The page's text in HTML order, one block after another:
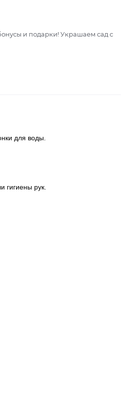
и подарки! Украшаем сад с
для воды.
гигиены рук.